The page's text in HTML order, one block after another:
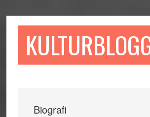
till
till
sidofältet
till
Biografi